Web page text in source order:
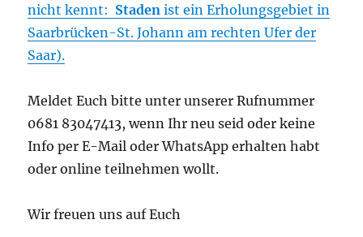
nicht kennt: Staden ist ein Erholungsgebiet in
Saarbrücken-St. Johann am rechten Ufer der
Saar).
Meldet Euch bitte unter unserer Rufnummer
0681 83047413, wenn Ihr neu seid oder keine
Info per E-Mail oder WhatsApp erhalten habt
oder online teilnehmen wollt.
Wir freuen uns auf Euch